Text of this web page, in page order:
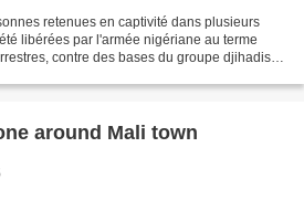
retenues en captivité dans plusieurs
libérées par l'armée nigériane au terme
contre des bases du groupe djihadiste
around Mali town